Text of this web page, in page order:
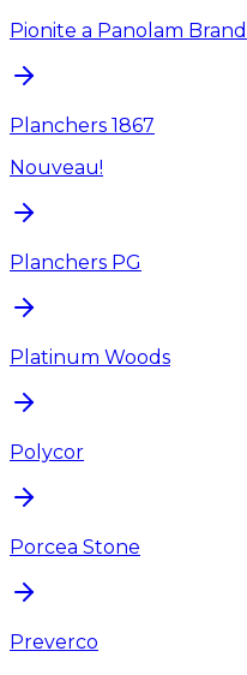
Pionite a Panolam Brand
Planchers 1867
Nouveau!
Planchers PG
Platinum Woods
Polycor
Porcea Stone
Preverco